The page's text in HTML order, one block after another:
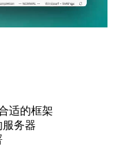
适的框架
务器